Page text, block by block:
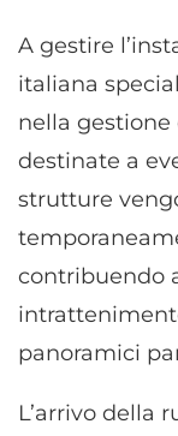
A gestire
italiana
nella gestione
destinate a
strutture
contribuendo
panoramici
L’arrivo della